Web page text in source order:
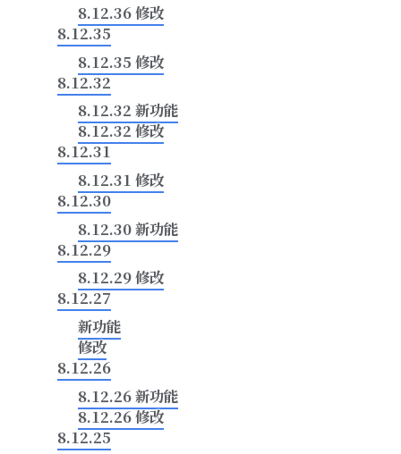
8.12.36 修改
8.12.35
8.12.35 修改
8.12.32
8.12.32 新功能
8.12.32 修改
8.12.31
8.12.31 修改
8.12.30
8.12.30 新功能
8.12.29
8.12.29 修改
8.12.27
新功能
修改
8.12.26
8.12.26 新功能
8.12.26 修改
8.12.25